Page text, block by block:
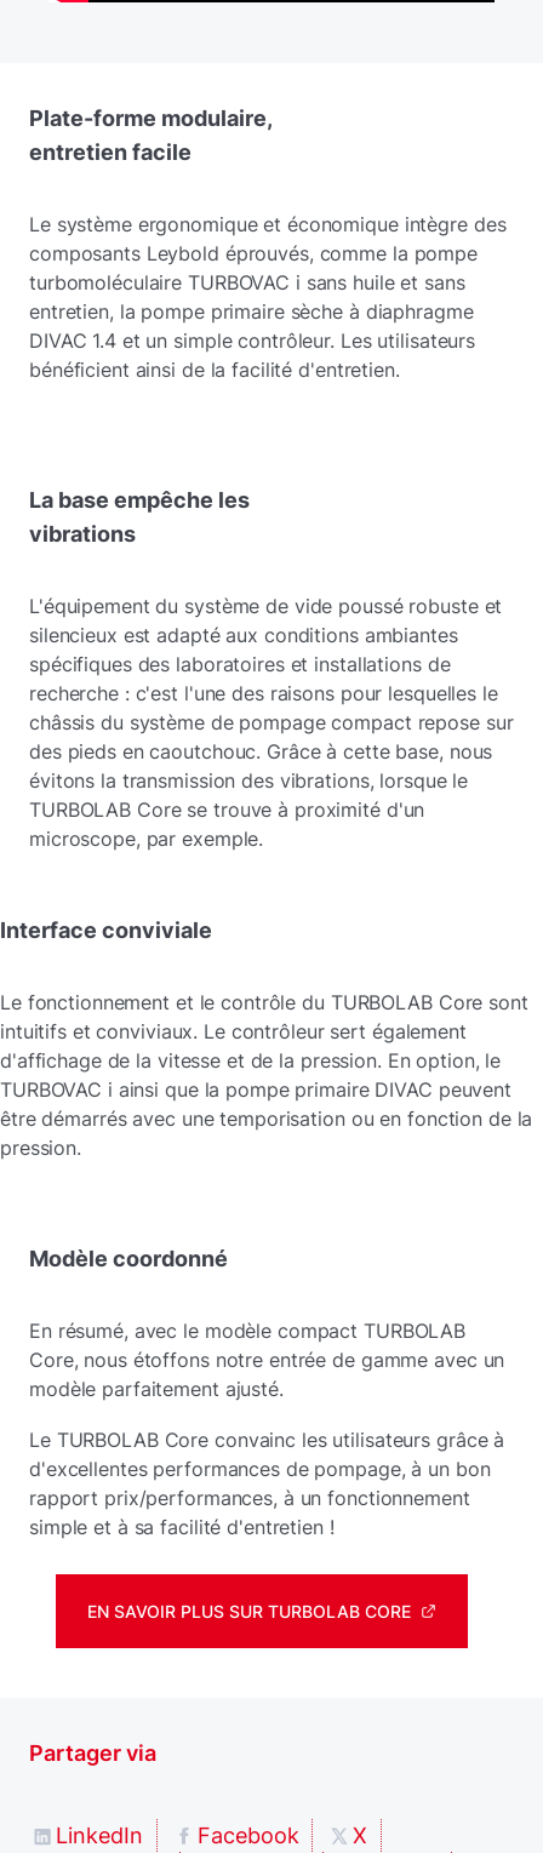
Plate-forme modulaire,
entretien facile
Le système ergonomique et économique intègre des
composants Leybold éprouvés, comme la pompe
turbomoléculaire TURBOVAC i sans huile et sans
entretien, la pompe primaire sèche à diaphragme
DIVAC 1.4 et un simple contrôleur. Les utilisateurs
bénéficient ainsi de la facilité d'entretien.
La base empêche les
vibrations
L'équipement du système de vide poussé robuste et
silencieux est adapté aux conditions ambiantes
spécifiques des laboratoires et installations de
recherche : c'est l'une des raisons pour lesquelles le
châssis du système de pompage compact repose sur
des pieds en caoutchouc. Grâce à cette base, nous
évitons la transmission des vibrations, lorsque le
TURBOLAB Core se trouve à proximité d'un
microscope, par exemple.
Interface conviviale
Le fonctionnement et le contrôle du TURBOLAB Core sont
intuitifs et conviviaux. Le contrôleur sert également
d'affichage de la vitesse et de la pression. En option, le
TURBOVAC i ainsi que la pompe primaire DIVAC peuvent
être démarrés avec une temporisation ou en fonction de la
pression.
Modèle coordonné
En résumé, avec le modèle compact TURBOLAB
Core, nous étoffons notre entrée de gamme avec un
modèle parfaitement ajusté.
Le TURBOLAB Core convainc les utilisateurs grâce à
d'excellentes performances de pompage, à un bon
rapport prix/performances, à un fonctionnement
simple et à sa facilité d'entretien !
EN SAVOIR PLUS SUR TURBOLAB CORE
Partager via
LinkedIn Facebook X